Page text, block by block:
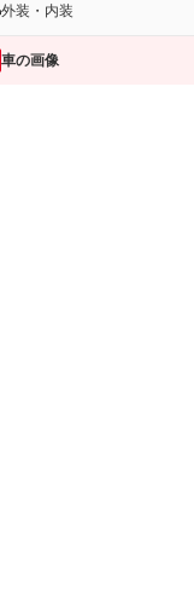
外装・内装
車の画像